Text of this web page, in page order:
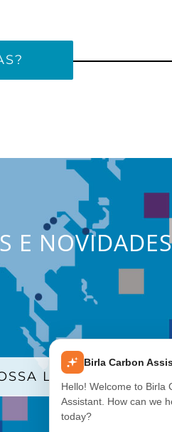
E
LISTA DE E-MAILS
Birla Carbon
Hello! Welcome to Birla
Assistant. How can we
today?